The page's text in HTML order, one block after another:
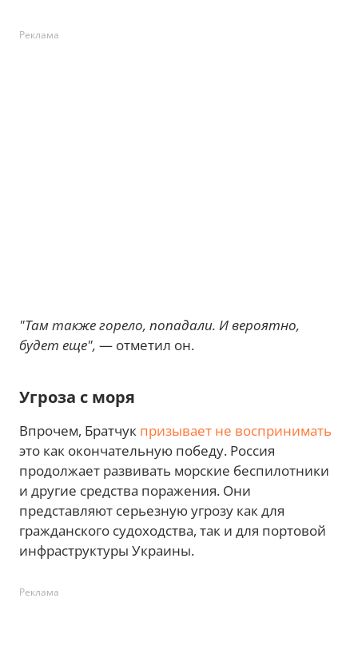
Реклама
"Там также горело, попадали. И вероятно,
будет еще", — отметил он.
Угроза с моря
Впрочем, Братчук призывает не воспринимать
это как окончательную победу. Россия
продолжает развивать морские беспилотники
и другие средства поражения. Они
представляют серьезную угрозу как для
гражданского судоходства, так и для портовой
инфраструктуры Украины.
Реклама